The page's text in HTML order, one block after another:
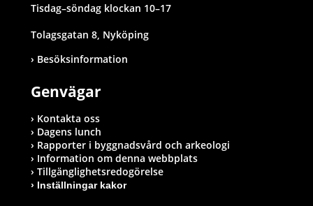
Tisdag–söndag klockan 10–17
Tolagsgatan 8, Nyköping
Besöksinformation
Genvägar
Kontakta oss
Dagens lunch
Rapporter i byggnadsvård och arkeologi
Information om denna webbplats
Tillgänglighetsredogörelse
Inställningar kakor